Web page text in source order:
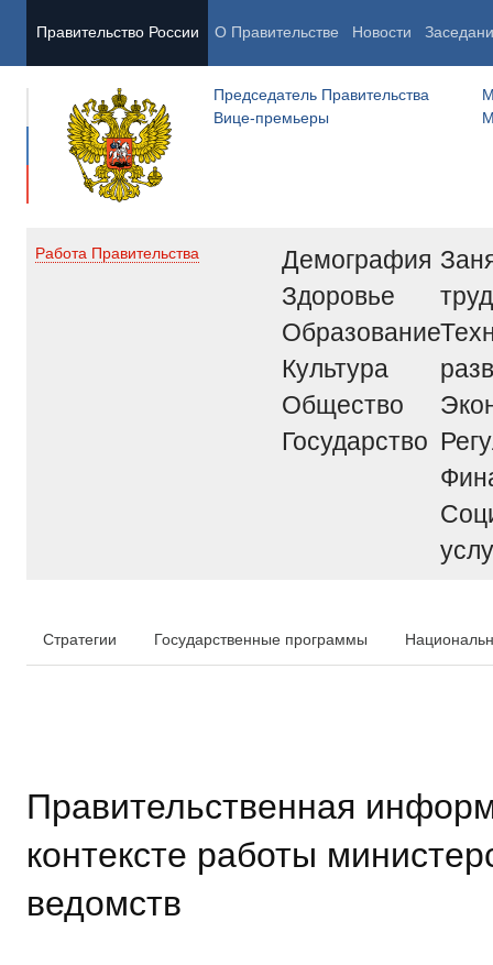
Правительство России О Правительстве Новости
Председатель Правительства
Вице-премьеры
Работа Правительства
Демография
Здоровье
Образование
Культура
Общество
Государство
труд
Стратегии Государственные программы
Правительственная
контексте работы
ведомств